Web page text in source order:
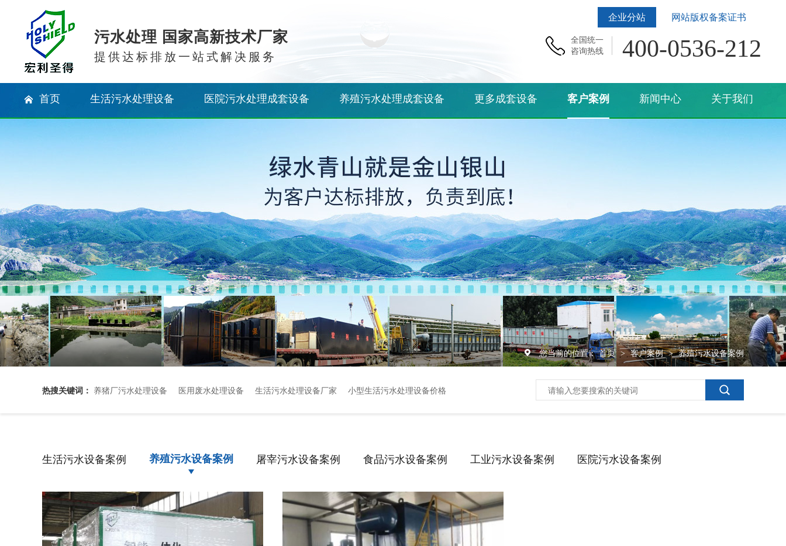
企业分站 网站版权备案证书
污水处理 国家高新技术厂家
提供达标排放一站式解决服务
全国统一
咨询热线
400-0536-212
首页 生活污水处理设备 医院污水处理成套设备 养殖污水处理成套设备 更多成套设备 客户案例 新闻中心 关于我们
您当前的位置： 首页 > 客户案例 > 养殖污水设备案例
热搜关键词： 养猪厂污水处理设备 医用废水处理设备 生活污水处理设备厂家 小型生活污水处理设备价格
生活污水设备案例 养殖污水设备案例 屠宰污水设备案例 食品污水设备案例 工业污水设备案例 医院污水设备案例